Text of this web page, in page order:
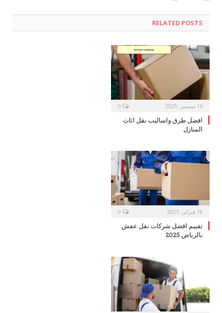
RELATED POSTS
16 سبتمبر، 2025
افضل طرق واساليب نقل اثاث
المنازل
18 فبراير، 2025
تقييم افضل شركات نقل عفش
بالرياض 2025